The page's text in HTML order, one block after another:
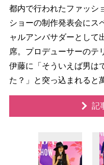
都内で行われたファッシ
ショーの制作発表会にス
ャルアンバサダーとして
席。プロデューサーのテ
伊藤に「そういえば男は
た？」と突っ込まれると
記